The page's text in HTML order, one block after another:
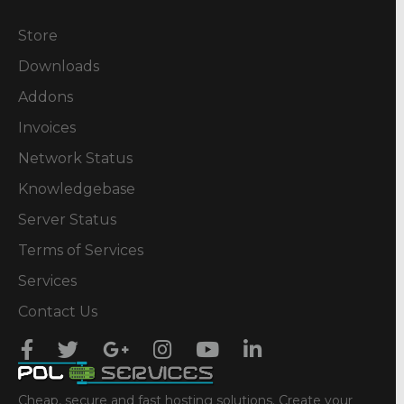
Store
Downloads
Addons
Invoices
Network Status
Knowledgebase
Server Status
Terms of Services
Services
Contact Us
Cheap, secure and fast hosting solutions. Create your